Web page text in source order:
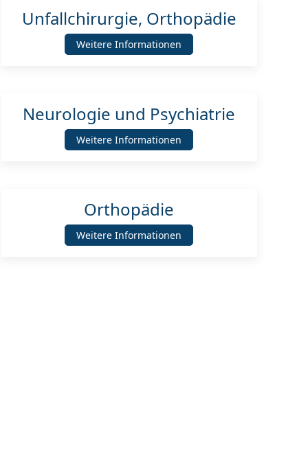
Unfallchirurgie, Orthopädie
Weitere Informationen
Neurologie und Psychiatrie
Weitere Informationen
Orthopädie
Weitere Informationen